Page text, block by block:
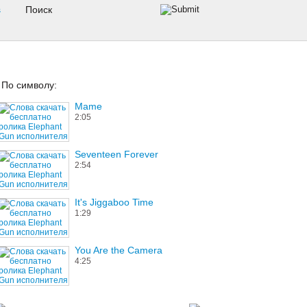
По символу:
Mame
2:05
Seventeen Forever
2:54
It's Jiggaboo Time
1:29
You Are the Camera
4:25